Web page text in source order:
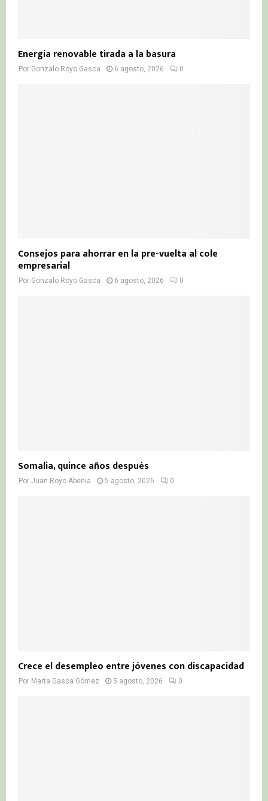
Energía renovable tirada a la basura
Por Gonzalo Royo Gasca 6 agosto, 2026 0
Consejos para ahorrar en la pre-vuelta al cole
empresarial
Por Gonzalo Royo Gasca 6 agosto, 2026 0
Somalia, quince años después
Por Juan Royo Abenia 5 agosto, 2026 0
Crece el desempleo entre jóvenes con discapacidad
Por Marta Gasca Gómez 5 agosto, 2026 0